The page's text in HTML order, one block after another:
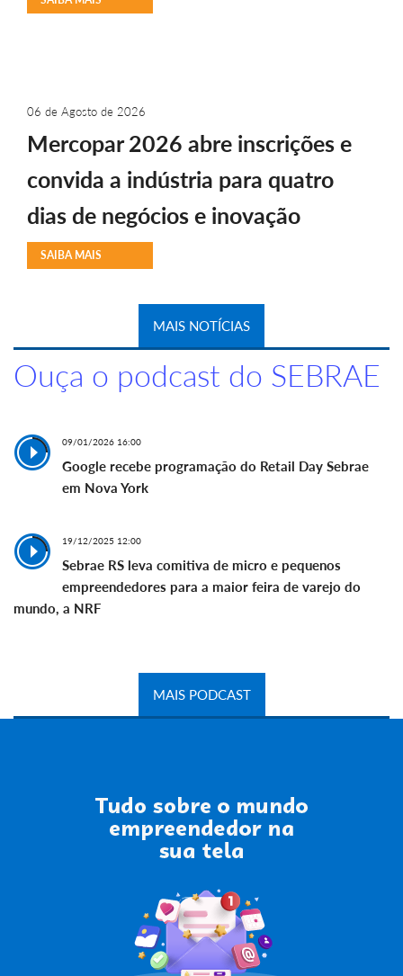
06 de Agosto de 2026
Mercopar 2026 abre inscrições e
convida a indústria para quatro
dias de negócios e inovação
SAIBA MAIS
MAIS NOTÍCIAS
Ouça o podcast do SEBRAE
09/01/2026 16:00
Google recebe programação do Retail Day Sebrae
em Nova York
19/12/2025 12:00
Sebrae RS leva comitiva de micro e pequenos
empreendedores para a maior feira de varejo do
mundo, a NRF
MAIS PODCAST